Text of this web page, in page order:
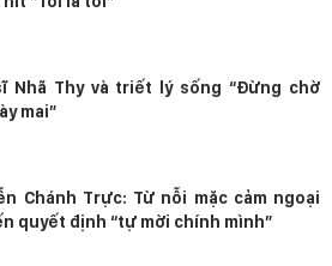
Nhã Thy và triết lý sống “Đừng chờ
mai”
Chánh Trực: Từ nỗi mặc cảm ngoại
quyết định “tự mời chính mình”